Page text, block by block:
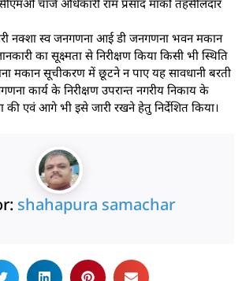
चार्ज अधिकारी राम प्रसाद मार्को तहसीलदार
नक्शा स्व जनगणना आई डी जनगणना भवन मकान
का सूक्ष्मता से निरीक्षण किया किसी भी स्थिति
मकान सूचीकरण में छूटने न पाए यह सावधानी बरती
कार्य के निरीक्षण उपरान्त नगरीय निकाय के
की एवं आगे भी इसे जारी रखने हेतु निर्देशित किया।
shahapura samachar